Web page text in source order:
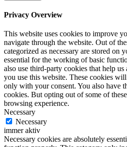
Privacy Overview
This website uses cookies to improve
navigate through the website. Out of
categorized as necessary are stored on
essential for the working of basic
also use third-party cookies that help
you use this website. These cookies
only with your consent. You also have
cookies. But opting out of some of
browsing experience.
Necessary
Necessary
immer aktiv
Necessary cookies are absolutely